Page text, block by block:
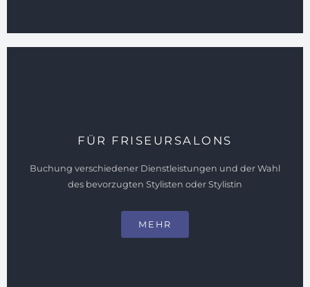
FÜR FRISEURSALONS
Buchung verschiedener Dienstleistungen und der Wahl
des bevorzugten Stylisten oder Stylistin
MEHR
Barber House
von Optionen, einschließlich der Buchung
verschiedener Dienstleistungen und der Wahl des